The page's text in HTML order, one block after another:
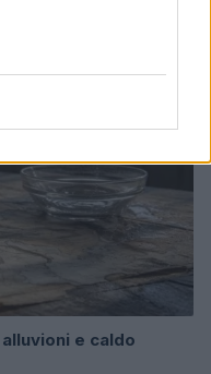
e caldo